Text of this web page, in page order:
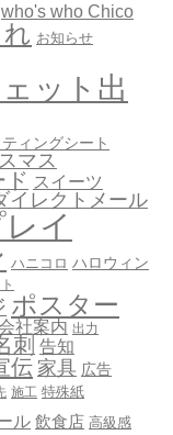
who's who Chico
お知らせ
ット出
ティングシート
マス
スイーツ
イレクトメール
イ
ハニコロ ハロウィン
ポスター
社案内 出力
刺 告知
伝 家具 広告
施工 特殊紙
ル 飲食店 高級感